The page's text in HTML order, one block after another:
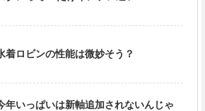
着ロビンの性能は微妙そう？
年いっぱいは新軸追加されないんじゃ